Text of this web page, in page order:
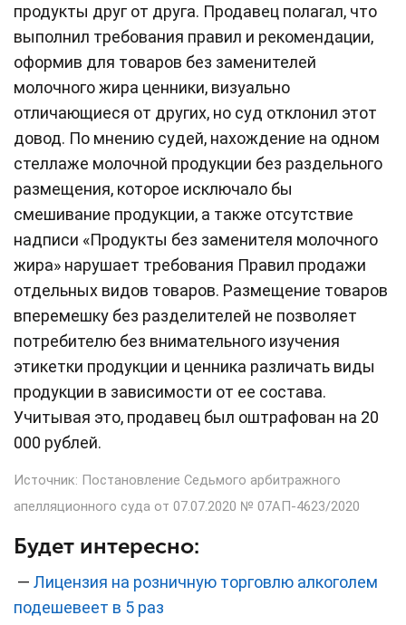
продукты друг от друга. Продавец полагал, что
выполнил требования правил и рекомендации,
оформив для товаров без заменителей
молочного жира ценники, визуально
отличающиеся от других, но суд отклонил этот
довод. По мнению судей, нахождение на одном
стеллаже молочной продукции без раздельного
размещения, которое исключало бы
смешивание продукции, а также отсутствие
надписи «Продукты без заменителя молочного
жира» нарушает требования Правил продажи
отдельных видов товаров. Размещение товаров
вперемешку без разделителей не позволяет
потребителю без внимательного изучения
этикетки продукции и ценника различать виды
продукции в зависимости от ее состава.
Учитывая это, продавец был оштрафован на 20
000 рублей.
Источник: Постановление Седьмого арбитражного
апелляционного суда от 07.07.2020 № 07АП-4623/2020
Будет интересно:
— Лицензия на розничную торговлю алкоголем
подешевеет в 5 раз